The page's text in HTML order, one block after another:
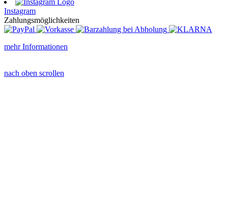
Instagram
Zahlungsmöglichkeiten
mehr Informationen
nach oben scrollen